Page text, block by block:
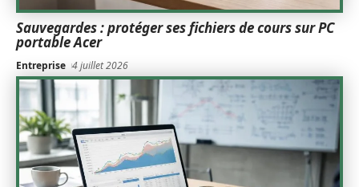
Sauvegardes : protéger ses fichiers de cours sur PC
portable Acer
Entreprise 4 juillet 2026